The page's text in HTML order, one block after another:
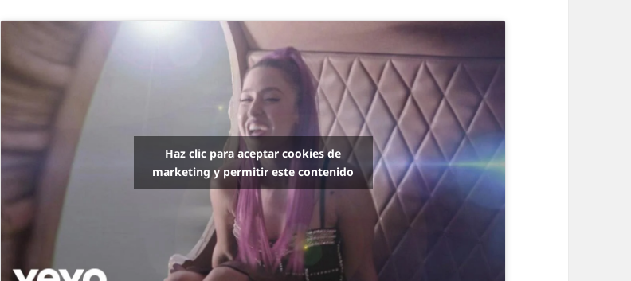
Haz clic para aceptar cookies de
marketing y permitir este contenido